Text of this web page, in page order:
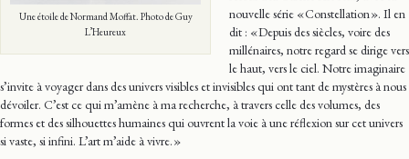
Une étoile de Normand Moffat. Photo de Guy
L’Heureux
nouvelle série « Constellation ». Il en
dit : « Depuis des siècles, voire des
millénaires, notre regard se dirige vers
le haut, vers le ciel. Notre imaginaire
s’invite à voyager dans des univers visibles et invisibles qui ont tant de mystères à nous
dévoiler. C’est ce qui m’amène à ma recherche, à travers celle des volumes, des
formes et des silhouettes humaines qui ouvrent la voie à une réflexion sur cet univers
si vaste, si infini. L’art m’aide à vivre. »